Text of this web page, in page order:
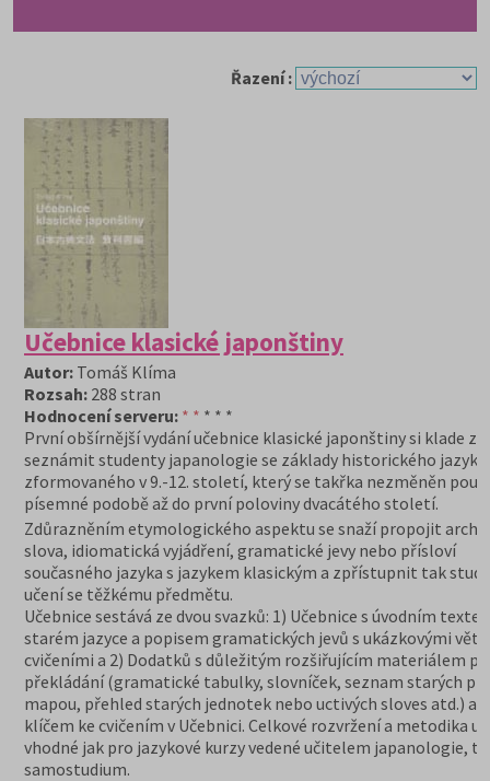
Řazení :
Učebnice klasické japonštiny
Autor: Tomáš Klíma
Rozsah: 288 stran
Hodnocení serveru: * * * * *
První obšírnější vydání učebnice klasické japonštiny si klade za
seznámit studenty japanologie se základy historického jazyka
zformovaného v 9.-12. století, který se takřka nezměněn
písemné podobě až do první poloviny dvacátého století.
Zdůrazněním etymologického aspektu se snaží propojit
slova, idiomatická vyjádření, gramatické jevy nebo přísloví
současného jazyka s jazykem klasickým a zpřístupnit tak
učení se těžkému předmětu.
Učebnice sestává ze dvou svazků: 1) Učebnice s úvodním
starém jazyce a popisem gramatických jevů s ukázkovými
cvičeními a 2) Dodatků s důležitým rozšiřujícím materiálem
překládání (gramatické tabulky, slovníček, seznam starých
mapou, přehled starých jednotek nebo uctivých sloves atd.) a
klíčem ke cvičením v Učebnici. Celkové rozvržení a metodika
vhodné jak pro jazykové kurzy vedené učitelem japanologie,
samostudium.